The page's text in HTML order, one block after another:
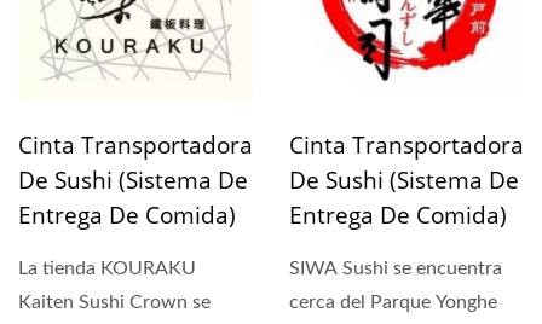
Cinta Transportadora
De Sushi (Sistema De
Entrega De Comida)
La tienda KOURAKU
Kaiten Sushi Crown se
Cinta Transportadora
De Sushi (Sistema De
Entrega De Comida)
SIWA Sushi se encuentra
cerca del Parque Yonghe